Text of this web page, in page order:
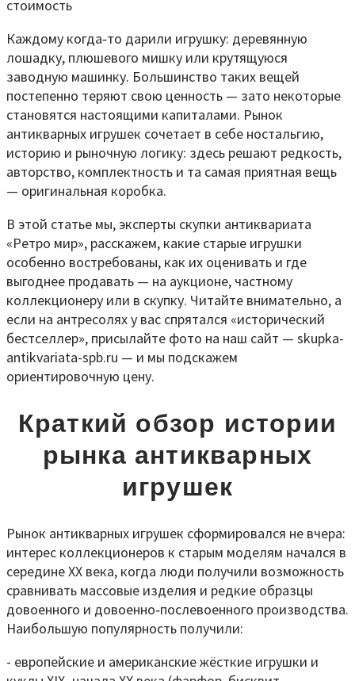
Каждому когда‑то дарили игрушку: деревянную
лошадку, плюшевого мишку или крутящуюся
заводную машинку. Большинство таких вещей
постепенно теряют свою ценность — зато некоторые
становятся настоящими капиталами. Рынок
антикварных игрушек сочетает в себе ностальгию,
историю и рыночную логику: здесь решают редкость,
авторство, комплектность и та самая приятная вещь
— оригинальная коробка.
В этой статье мы, эксперты скупки антиквариата
«Ретро мир», расскажем, какие старые игрушки
особенно востребованы, как их оценивать и где
выгоднее продавать — на аукционе, частному
коллекционеру или в скупку. Читайте внимательно, а
если на антресолях у вас спрятался «исторический
бестселлер», присылайте фото на наш сайт — skupka-
antikvariata-spb.ru — и мы подскажем
ориентировочную цену.
Краткий обзор истории
рынка антикварных
игрушек
Рынок антикварных игрушек сформировался не вчера:
интерес коллекционеров к старым моделям начался в
середине XX века, когда люди получили возможность
сравнивать массовые изделия и редкие образцы
довоенного и довоенно‑послевоенного производства.
Наибольшую популярность получили:
- европейские и американские жёсткие игрушки и